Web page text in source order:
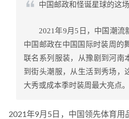
中国邮政和怪诞星球的这
2021年9月5日，中国潮流
中国邮政在中国国际时装周的
联名系列服装，从豫剧到河南
到街头潮服，从生活到秀场，
大秀或成本季时装周最大亮点。
2021年9月5日，中国领先体育用
361° YUSHAN 2 全新户外越野跑
莆田gt篮球鞋全系列补出 科技配
Nike Air Presto「Rainbow」全渐